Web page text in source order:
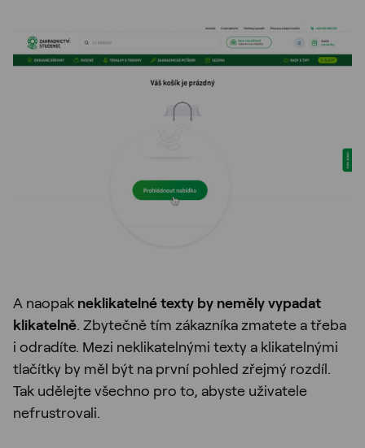
A naopak neklikatelné texty by neměly vypadat
klikatelně. Zbytečně tím zákazníka zmatete a třeba
i odradíte. Mezi neklikatelnými texty a klikatelnými
tlačítky by měl být na první pohled zřejmý rozdíl.
Tak udělejte všechno pro to, abyste uživatele
nefrustrovali.